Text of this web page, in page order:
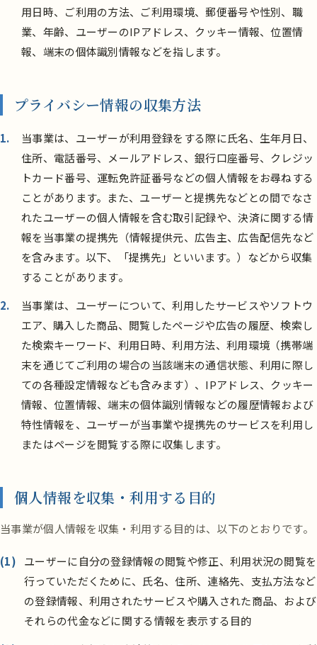
用日時、ご利用の方法、ご利用環境、郵便番号や性別、職
業、年齢、ユーザーのIPアドレス、クッキー情報、位置情
報、端末の個体識別情報などを指します。
プライバシー情報の収集方法
当事業は、ユーザーが利用登録をする際に氏名、生年月日、
住所、電話番号、メールアドレス、銀行口座番号、クレジッ
トカード番号、運転免許証番号などの個人情報をお尋ねする
ことがあります。また、ユーザーと提携先などとの間でなさ
れたユーザーの個人情報を含む取引記録や、決済に関する情
報を当事業の提携先（情報提供元、広告主、広告配信先など
を含みます。以下、「提携先」といいます。）などから収集
することがあります。
当事業は、ユーザーについて、利用したサービスやソフトウ
エア、購入した商品、閲覧したページや広告の履歴、検索し
た検索キーワード、利用日時、利用方法、利用環境（携帯端
末を通じてご利用の場合の当該端末の通信状態、利用に際し
ての各種設定情報なども含みます）、IPアドレス、クッキー
情報、位置情報、端末の個体識別情報などの履歴情報および
特性情報を、ユーザーが当事業や提携先のサービスを利用し
またはページを閲覧する際に収集します。
個人情報を収集・利用する目的
当事業が個人情報を収集・利用する目的は、以下のとおりです。
(1)
ユーザーに自分の登録情報の閲覧や修正、利用状況の閲覧を
行っていただくために、氏名、住所、連絡先、支払方法など
の登録情報、利用されたサービスや購入された商品、および
それらの代金などに関する情報を表示する目的